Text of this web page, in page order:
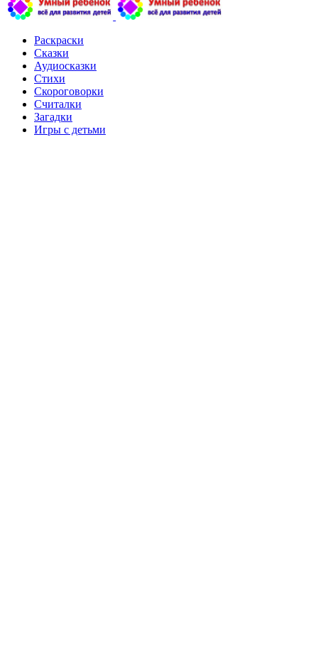
Раскраски
Сказки
Аудиосказки
Стихи
Скороговорки
Считалки
Загадки
Игры с детьми